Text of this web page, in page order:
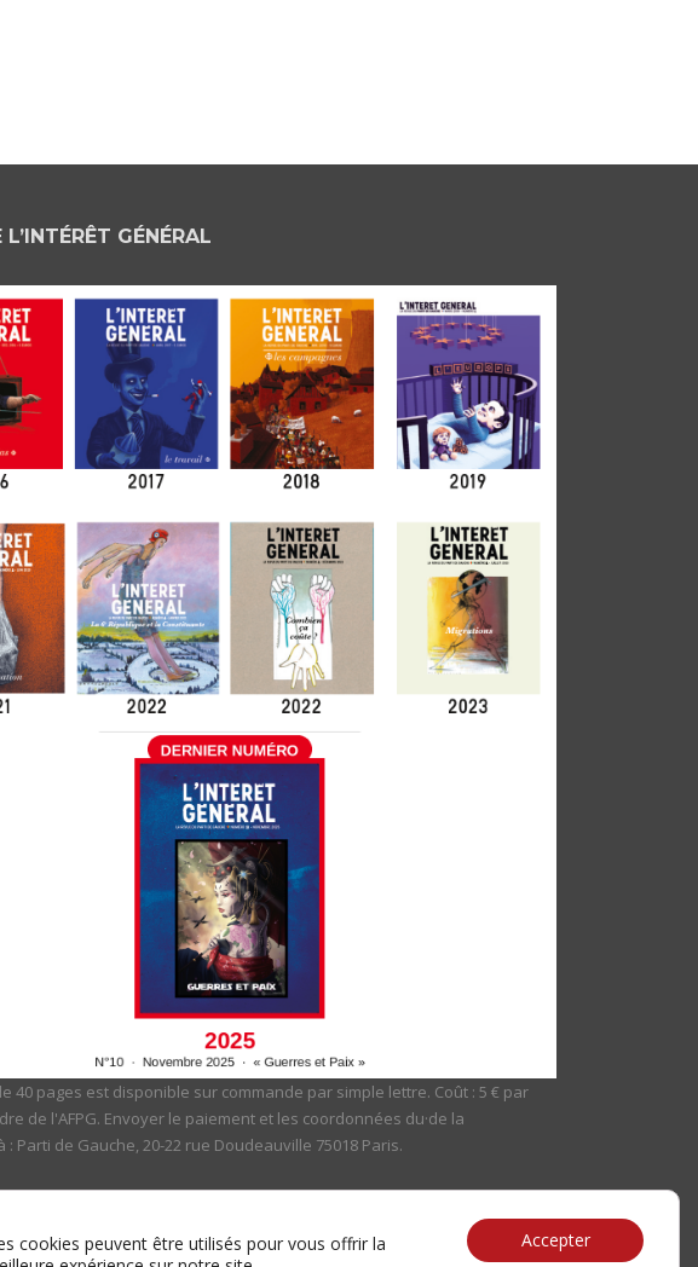
L’INTÉRÊT GÉNÉRAL
40 pages est disponible sur commande par simple lettre. Coût : 5 € par
de l'AFPG. Envoyer le paiement et les coordonnées du·de la
Parti de Gauche, 20-22 rue Doudeauville 75018 Paris.
cookies peuvent être utilisés pour vous offrir la
Accepter